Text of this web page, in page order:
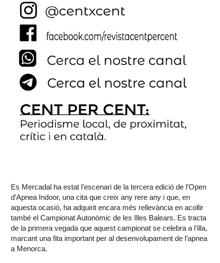
Es Mercadal ha estat l’escenari de la tercera edició de l’Open
d’Apnea Indoor, una cita que creix any rere any i que, en
aquesta ocasió, ha adquirit encara més rellevància en acollir
també el Campionat Autonòmic de les Illes Balears. Es tracta
de la primera vegada que aquest campionat se celebra a l’illa,
marcant una fita important per al desenvolupament de l’apnea
a Menorca.